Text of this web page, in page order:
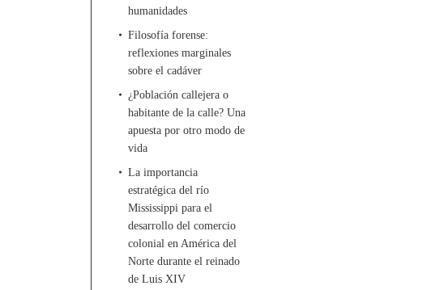
humanidades
Filosofía forense:
reflexiones marginales
sobre el cadáver
¿Población callejera o
habitante de la calle? Una
apuesta por otro modo de
vida
La importancia
estratégica del río
Mississippi para el
desarrollo del comercio
colonial en América del
Norte durante el reinado
de Luis XIV